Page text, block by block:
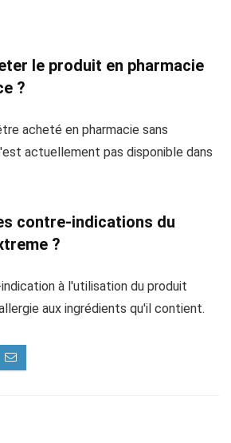
le produit en pharmacie
?
acheté en pharmacie sans
actuellement pas disponible dans
contre-indications du
?
à l'utilisation du produit
aux ingrédients qu'il contient.